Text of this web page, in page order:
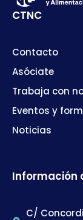
CTNC
Contacto
Asóciate
Trabaja con
Eventos y
Noticias
Información
C/